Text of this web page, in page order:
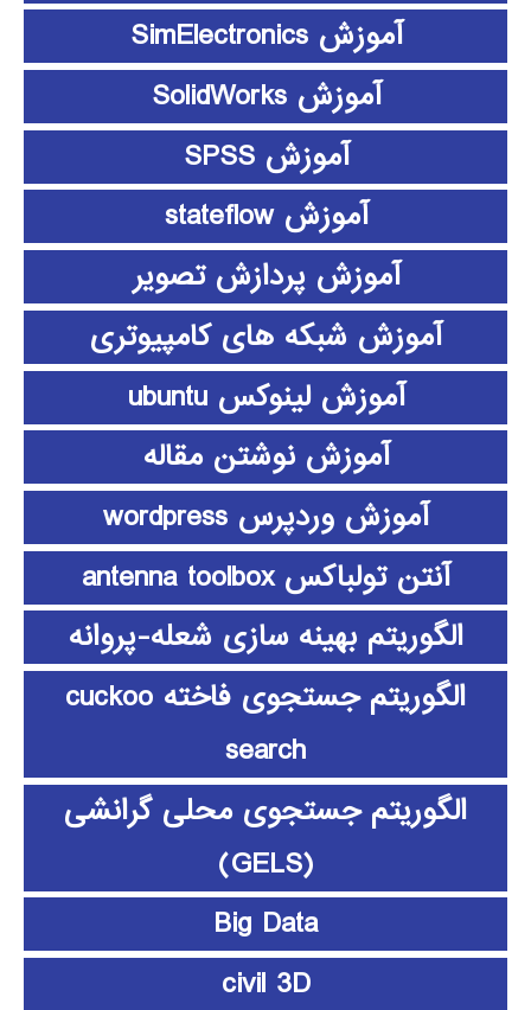
آموزش SimElectronics
آموزش SolidWorks
آموزش SPSS
آموزش stateflow
آموزش پردازش تصویر
آموزش شبکه های کامپیوتری
آموزش لینوکس ubuntu
آموزش نوشتن مقاله
آموزش وردپرس wordpress
آنتن تولباکس antenna toolbox
الگوریتم بهینه سازی شعله-پروانه
الگوریتم جستجوی فاخته cuckoo
search
الگوریتم جستجوی محلی گرانشی
(GELS)
Big Data
civil 3D